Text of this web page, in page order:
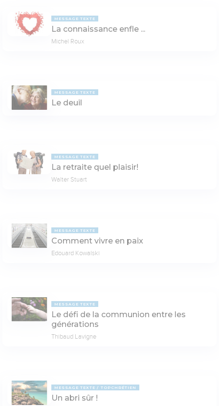
MESSAGE TEXTE
La connaissance enfle ...
Michel Roux
MESSAGE TEXTE
Le deuil
MESSAGE TEXTE
La retraite quel plaisir!
Walter Stuart
MESSAGE TEXTE
Comment vivre en paix
Edouard Kowalski
MESSAGE TEXTE
Le défi de la communion entre les
générations
Thibaud Lavigne
MESSAGE TEXTE TOPCHRÉTIEN
Un abri sûr !